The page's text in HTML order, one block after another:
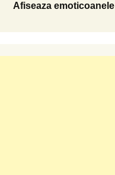
Afiseaza emoticoanele